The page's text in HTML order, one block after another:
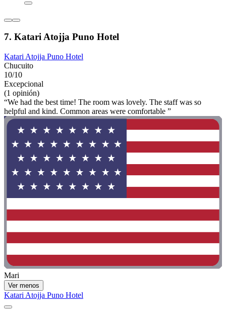
7. Katari Atojja Puno Hotel
Katari Atojja Puno Hotel
Chucuito
10/10
Excepcional
(1 opinión)
“We had the best time! The room was lovely. The staff was so
helpful and kind. Common areas were comfortable ”
Mari
Ver menos
Katari Atojja Puno Hotel